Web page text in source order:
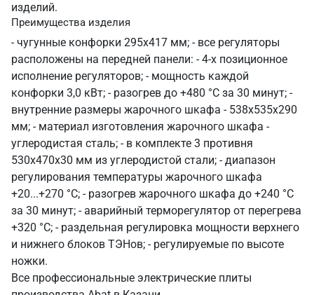
изделий.
Преимущества изделия
- чугунные конфорки 295х417 мм; - все регуляторы
расположены на передней панели: - 4-х позиционное
исполнение регуляторов; - мощность каждой
конфорки 3,0 кВт; - разогрев до +480 °C за 30 минут; -
внутренние размеры жарочного шкафа - 538x535x290
мм; - материал изготовления жарочного шкафа -
углеродистая сталь; - в комплекте 3 противня
530x470x30 мм из углеродистой стали; - диапазон
регулирования температуры жарочного шкафа
+20...+270 °C; - разогрев жарочного шкафа до +240 °C
за 30 минут; - аварийный терморегулятор от перегрева
+320 °C; - раздельная регулировка мощности верхнего
и нижнего блоков ТЭНов; - регулируемые по высоте
ножки.
Все профессиональные электрические плиты